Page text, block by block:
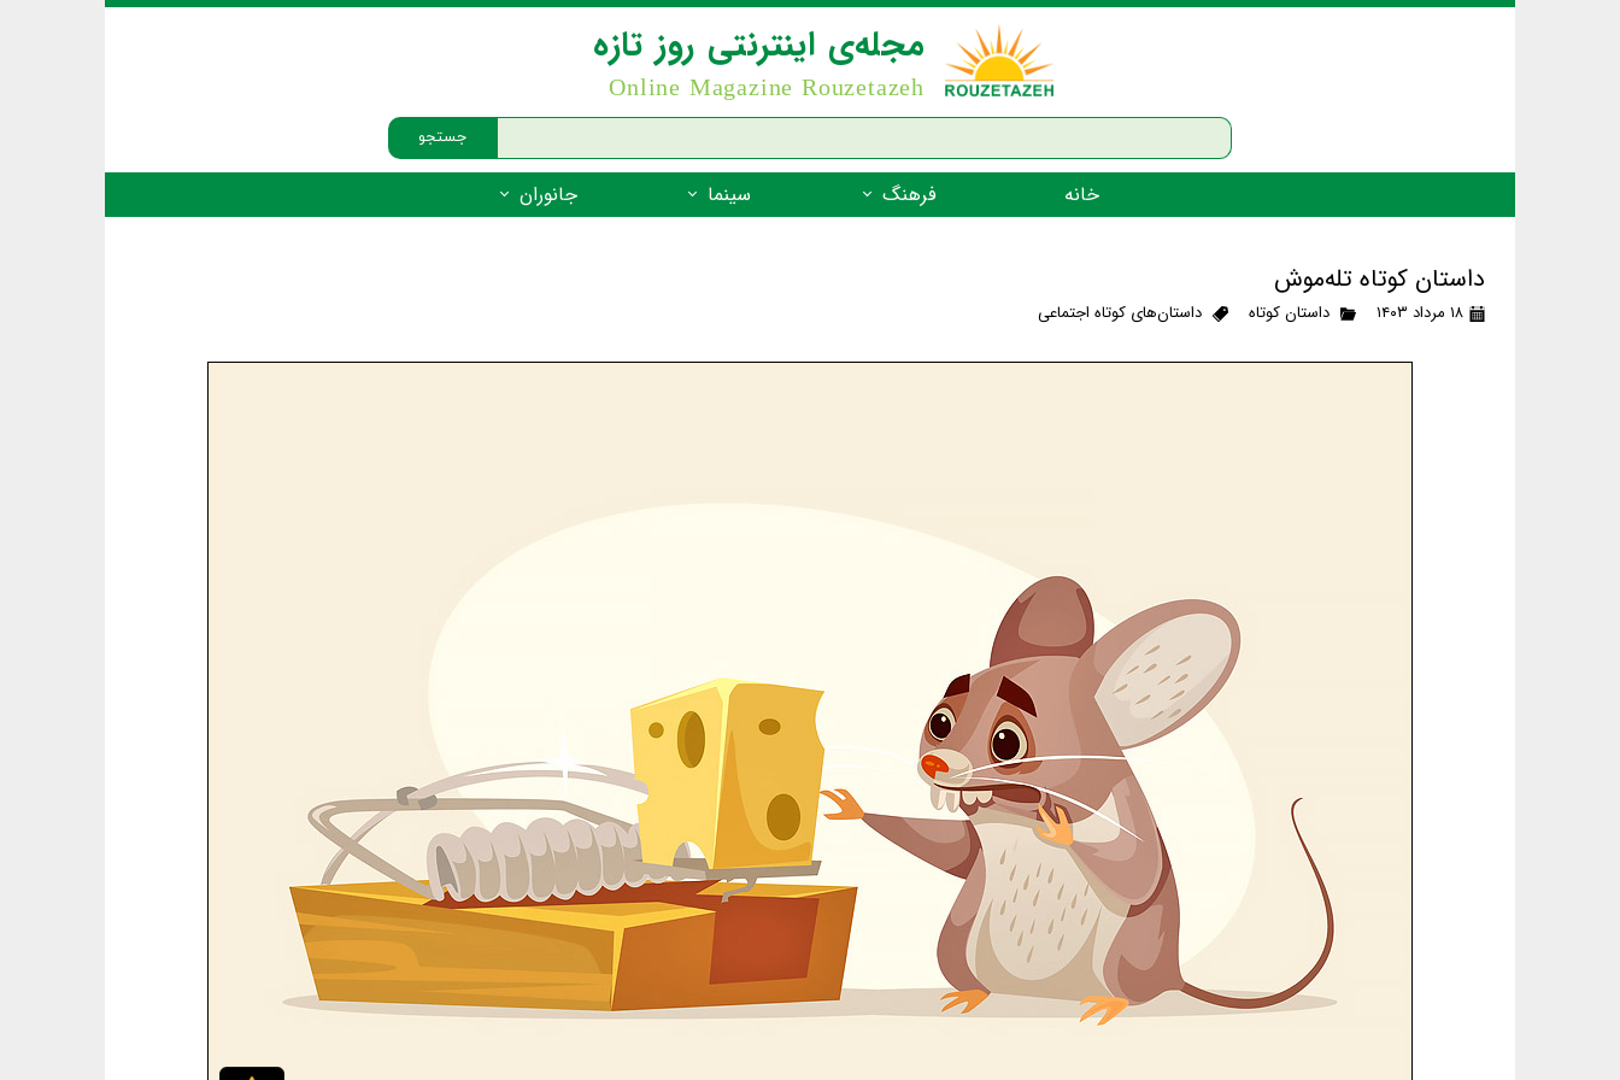
جستجو
مجله‌ی اینترنتی روز تازه
Online Magazine Rouzetazeh
خانه فرهنگ سینما جانوران
داستان کوتاه تله‌موش
۱۸ مرداد ۱۴۰۳ داستان کوتاه داستان‌های کوتاه اجتماعی